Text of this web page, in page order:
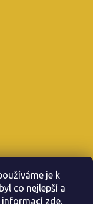
je k
co nejlepší a
informací zde.